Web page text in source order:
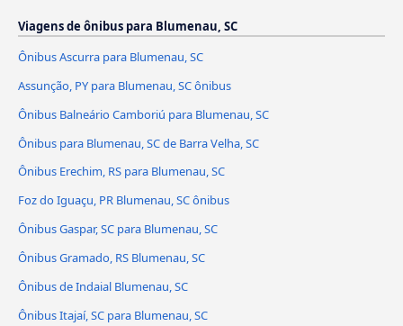
Viagens de ônibus para Blumenau, SC
Ônibus Ascurra para Blumenau, SC
Assunção, PY para Blumenau, SC ônibus
Ônibus Balneário Camboriú para Blumenau, SC
Ônibus para Blumenau, SC de Barra Velha, SC
Ônibus Erechim, RS para Blumenau, SC
Foz do Iguaçu, PR Blumenau, SC ônibus
Ônibus Gaspar, SC para Blumenau, SC
Ônibus Gramado, RS Blumenau, SC
Ônibus de Indaial Blumenau, SC
Ônibus Itajaí, SC para Blumenau, SC